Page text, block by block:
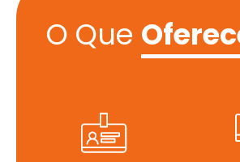
O Que